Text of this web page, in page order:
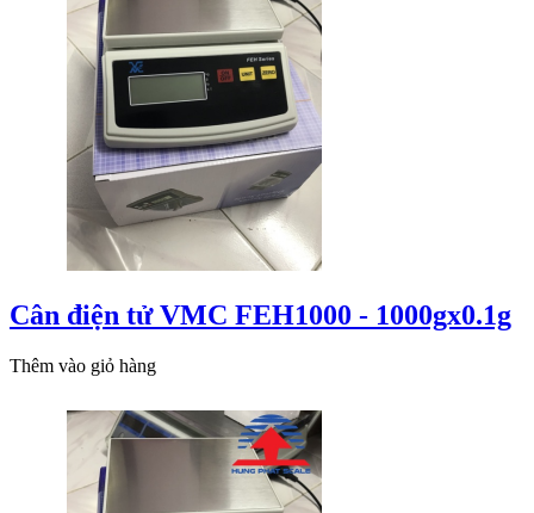
Cân điện tử VMC FEH1000 - 1000gx0.1g
Thêm vào giỏ hàng